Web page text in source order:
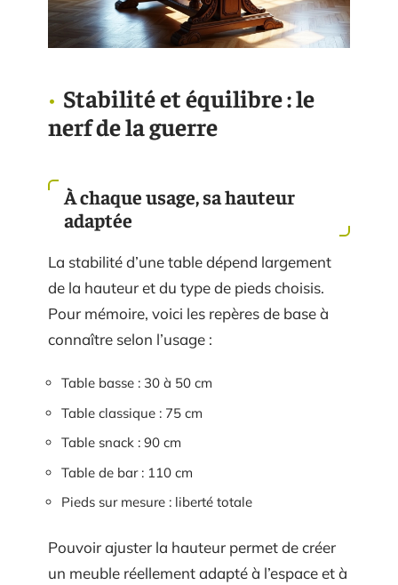
Stabilité et équilibre : le
nerf de la guerre
À chaque usage, sa hauteur
adaptée
La stabilité d’une table dépend largement
de la hauteur et du type de pieds choisis.
Pour mémoire, voici les repères de base à
connaître selon l’usage :
Table basse : 30 à 50 cm
Table classique : 75 cm
Table snack : 90 cm
Table de bar : 110 cm
Pieds sur mesure : liberté totale
Pouvoir ajuster la hauteur permet de créer
un meuble réellement adapté à l’espace et à